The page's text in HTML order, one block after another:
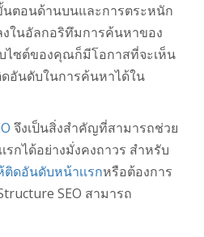
ตอนด้านบนและการตระหนัก
งในอัลกอริทึมการค้นหาของ
ไซต์ของคุณก็มีโอกาสที่จะเห็น
อันดับในการค้นหาได้ใน
จึงเป็นสิ่งสำคัญที่สามารถช่วย
รกได้อย่างมั่งคงถาวร สำหรับ
ติดอันดับหน้าเเรกหรือต้องการ
SEO สามารถ